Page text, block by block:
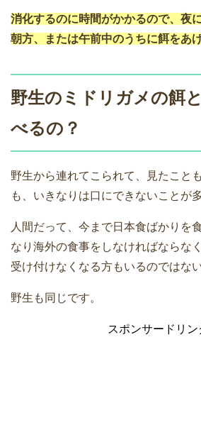
消化するのに時間がかかるので、夜
朝方、または午前中のうちに餌をあ
野生のミドリガメの餌
べるの？
野生から連れてこられて、見たこと
も、いきなりは口にできないことが
人間だって、今まで日本食ばかりを
なり海外の食事をしなければならな
受け付けなくなる方もいるのではな
野生も同じです。
スポンサードリン